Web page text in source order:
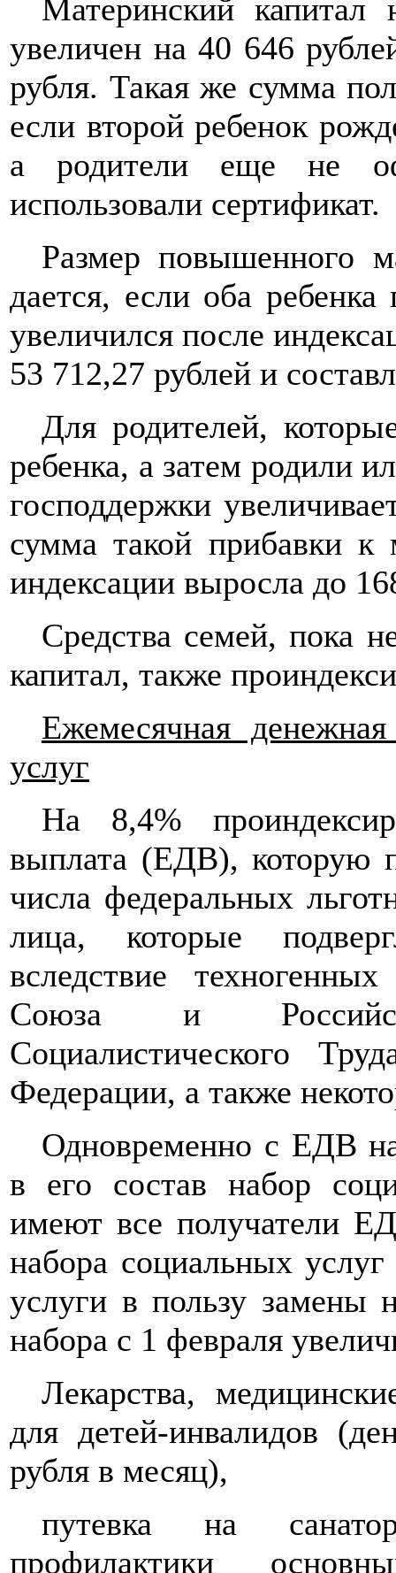
Материнский капитал
увеличен на 40 646
рубля. Такая же сумма
если второй ребенок
а родители еще не
использовали сертификат.
Размер повышенного
дается, если оба
увеличился после
53 712,27 рублей и
Для родителей,
ребенка, а затем родили
господдержки
сумма такой прибавки к
индексации выросла до
Средства семей, пока
капитал, также
Ежемесячная
услуг
На 8,4%
выплата (ЕДВ), которую
числа федеральных
лица, которые
вследствие
Союза и
Социалистического
Федерации, а также
Одновременно с ЕДВ
в его состав набор
имеют все получатели
набора социальных
услуги в пользу замены
набора с 1 февраля
Лекарства,
для детей-инвалидов
рубля в месяц),
путевка на
профилактики